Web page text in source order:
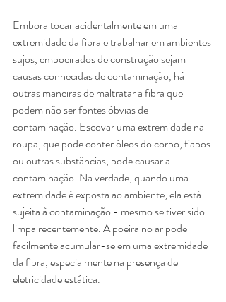
Embora tocar acidentalmente em uma
extremidade da fibra e trabalhar em ambientes
sujos, empoeirados de construção sejam
causas conhecidas de contaminação, há
outras maneiras de maltratar a fibra que
podem não ser fontes óbvias de
contaminação. Escovar uma extremidade na
roupa, que pode conter óleos do corpo, fiapos
ou outras substâncias, pode causar a
contaminação. Na verdade, quando uma
extremidade é exposta ao ambiente, ela está
sujeita à contaminação - mesmo se tiver sido
limpa recentemente. A poeira no ar pode
facilmente acumular-se em uma extremidade
da fibra, especialmente na presença de
eletricidade estática.